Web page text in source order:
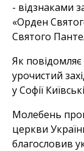
- відзнаками
«Орден
Святого
Як
урочистий
у Софії
Молебень
церкви
благословив